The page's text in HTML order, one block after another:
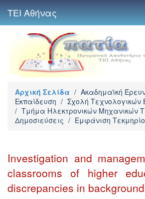
ΤΕΙ Αθήνας
Αρχική Σελίδα / Ακαδημαϊκή
Εκπαίδευση / Σχολή
/ Τμήμα Ηλεκτρονικών Μηχανικών
Δημοσιεύσεις / Εμφάνιση
Investigation and
classrooms of higher
discrepancies in